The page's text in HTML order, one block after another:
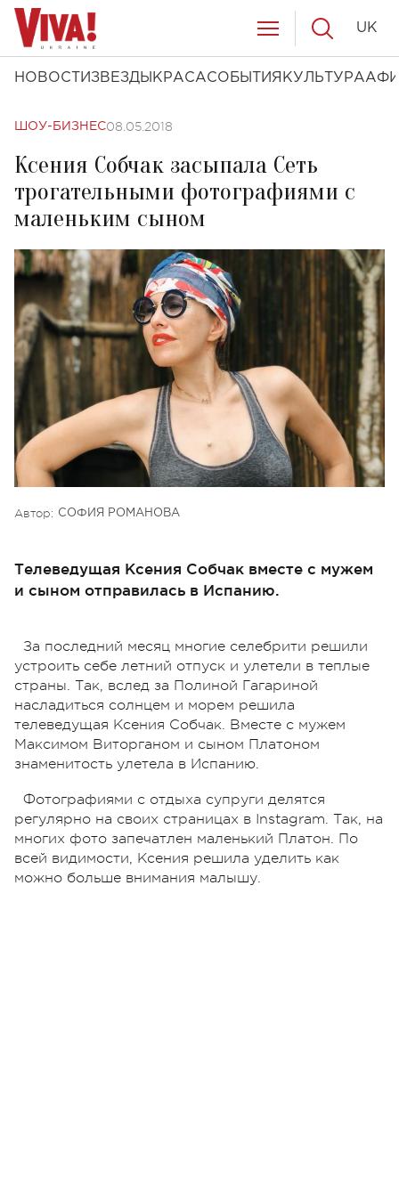
НОВОСТИ ЗВЕЗДЫ КРАСАСОБЫТИЯ КУЛЬТУРА
UK
ШОУ-БИЗНЕС08.05.2018
Ксения Собчак засыпала Сеть
трогательными фотографиями с
маленьким сыном
Автор: СОФИЯ РОМАНОВА
Телеведущая Ксения Собчак вместе с мужем
и сыном отправилась в Испанию.
За последний месяц многие селебрити решили
устроить себе летний отпуск и улетели в теплые
страны. Так, вслед за Полиной Гагариной
насладиться солнцем и морем решила
телеведущая Ксения Собчак. Вместе с мужем
Максимом Виторганом и сыном Платоном
знаменитость улетела в Испанию.
Фотографиями с отдыха супруги делятся
регулярно на своих страницах в Instagram. Так, на
многих фото запечатлен маленький Платон. По
всей видимости, Ксения решила уделить как
можно больше внимания малышу.